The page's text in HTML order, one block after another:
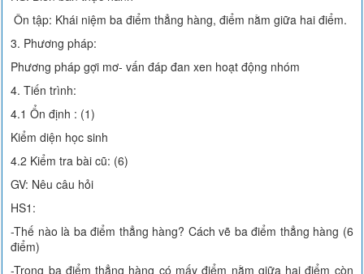
Ôn tập: Khái niệm ba điểm thẳng hàng, điểm nằm giữa hai điểm.
3. Phương pháp:
Phương pháp gợi mơ- vấn đáp đan xen hoạt động nhóm
4. Tiến trình:
4.1 Ổn định : (1)
Kiểm diện học sinh
4.2 Kiểm tra bài cũ: (6)
GV: Nêu câu hỏi
HS1:
-Thế nào là ba điểm thẳng hàng? Cách vẽ ba điểm thẳng hàng (6
điểm)
-Trong ba điểm thẳng hàng có mấy điểm nằm giữa hai điểm còn